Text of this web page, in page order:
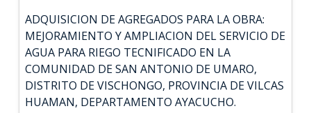
ADQUISICION DE AGREGADOS PARA LA OBRA:
MEJORAMIENTO Y AMPLIACION DEL SERVICIO DE
AGUA PARA RIEGO TECNIFICADO EN LA
COMUNIDAD DE SAN ANTONIO DE UMARO,
DISTRITO DE VISCHONGO, PROVINCIA DE VILCAS
HUAMAN, DEPARTAMENTO AYACUCHO.